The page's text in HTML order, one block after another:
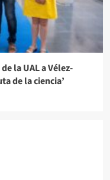
la UAL a Vélez-
de la ciencia’